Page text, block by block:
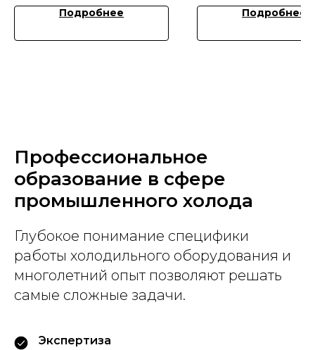
Подробнее Подробнее
Профессиональное
образование в сфере
промышленного холода
Глубокое понимание специфики
работы холодильного оборудования и
многолетний опыт позволяют решать
самые сложные задачи.
Экспертиза